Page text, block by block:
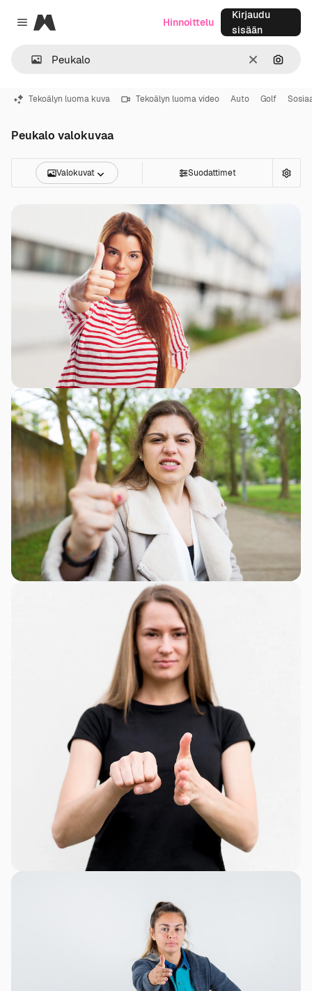
Close menu
Magnific
SelkeäHae
Hinnoittelu
Kirjaudu
sisään
Tekoälyn luoma kuva Tekoälyn luoma video Auto Golf
Peukalo valokuvaa
Valokuvat Suodattimet